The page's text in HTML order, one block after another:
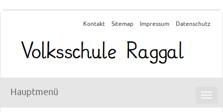
Kontakt Sitemap Impressum Datenschutz
Hauptmenü